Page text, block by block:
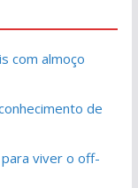
com almoço
de
viver o off-